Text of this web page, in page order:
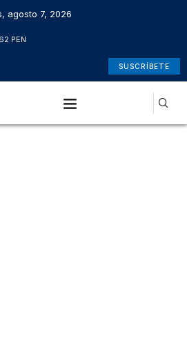
agosto 7, 2026
PEN
SUSCRÍBETE